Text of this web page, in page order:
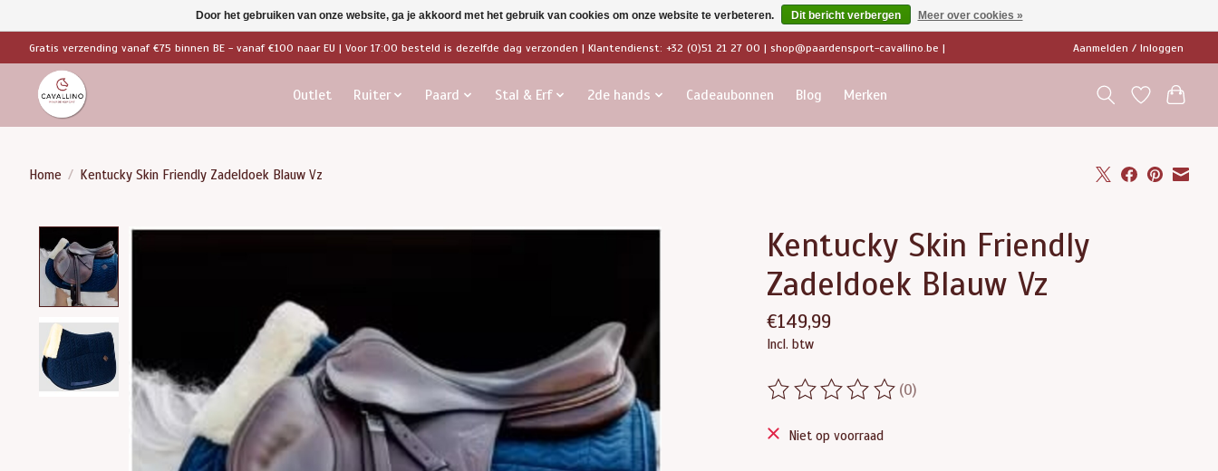
Gratis verzending vanaf €75 binnen BE - vanaf €100 naar EU | Voor 17:00 besteld is dezelfde dag verzonden | Klantendienst: +32 (0)51 21 27 00 | shop@paardensport-cavallino.be | Aanmelden / Inloggen
Outlet Ruiter Paard Stal & Erf 2de hands Cadeaubonnen Blog Merken
Home / Kentucky Skin Friendly Zadeldoek Blauw Vz
Product image slideshow Items
Kentucky Skin Friendly
Zadeldoek Blauw Vz
€149,99
Incl. btw
De beoordeling van dit product is
(0)
Niet op voorraad
Door het gebruiken van onze website, ga je akkoord met het gebruik van cookies om onze website te verbeteren. Dit bericht verbergen Meer over cookies »